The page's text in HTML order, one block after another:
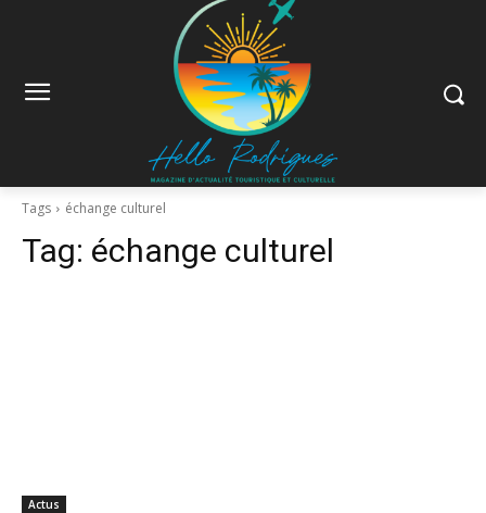
Tags échange culturel
Tag: échange culturel
Actus